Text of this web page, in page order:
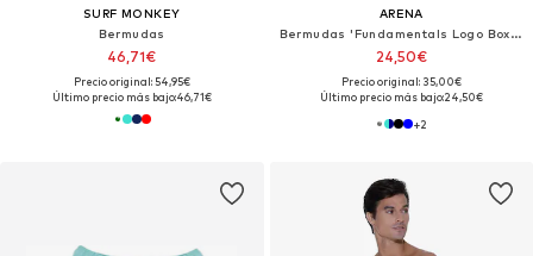
SURF MONKEY
Bermudas
46,71€
Precio original: 54,95€
Último precio más bajo:46,71€
ARENA
Bermudas 'Fundamentals Logo Boxer'
24,50€
Precio original: 35,00€
Último precio más bajo:24,50€
+2